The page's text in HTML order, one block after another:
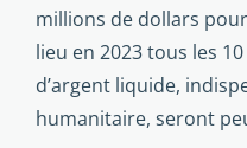
millions de dollars
lieu en 2023 tous les
d’argent liquide,
humanitaire, seront